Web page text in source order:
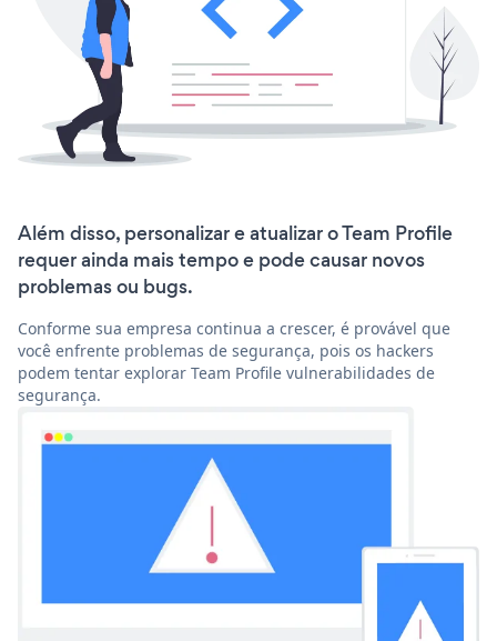
Além disso, personalizar e atualizar o Team Profile
requer ainda mais tempo e pode causar novos
problemas ou bugs.
Conforme sua empresa continua a crescer, é provável que
você enfrente problemas de segurança, pois os hackers
podem tentar explorar Team Profile vulnerabilidades de
segurança.